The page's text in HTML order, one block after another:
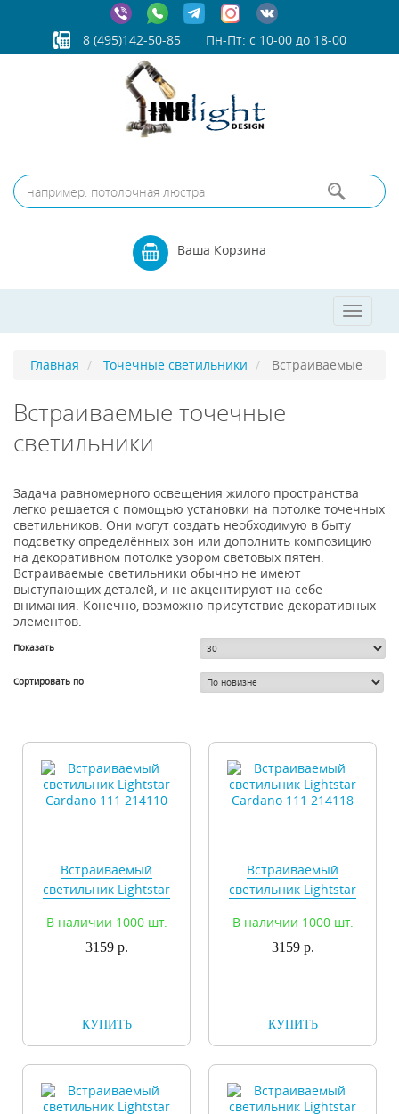
8 (495)142-50-85 Пн-Пт: с 10-00 до 18-00
Ваша Корзина
Toggle
Главная Точечные светильники Встраиваемые
Встраиваемые точечные
светильники
Задача равномерного освещения жилого пространства
легко решается с помощью установки на потолке точечных
светильников. Они могут создать необходимую в быту
подсветку определённых зон или дополнить композицию
на декоративном потолке узором световых пятен.
Встраиваемые светильники обычно не имеют
выступающих деталей, и не акцентируют на себе
внимания. Конечно, возможно присутствие декоративных
элементов.
Показать
Сортировать по
Встраиваемый
светильник Lightstar
В наличии 1000 шт.
3159 р.
КУПИТЬ
Встраиваемый
светильник Lightstar
В наличии 1000 шт.
3159 р.
КУПИТЬ